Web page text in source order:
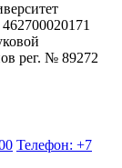
рег. № 89272
Телефон: +7